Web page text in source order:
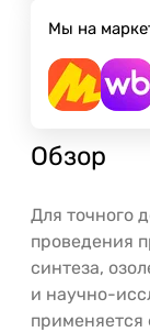
Мы на
Обзор
Для точного
проведения
синтеза,
и научно-